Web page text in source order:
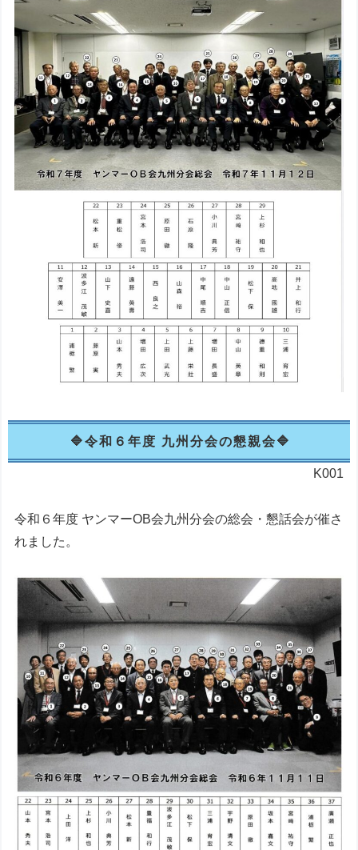
令和６年度 九州分会の懇親会
K001
令和６年度 ヤンマーOB会九州分会の総会・懇話会が催さ
れました。